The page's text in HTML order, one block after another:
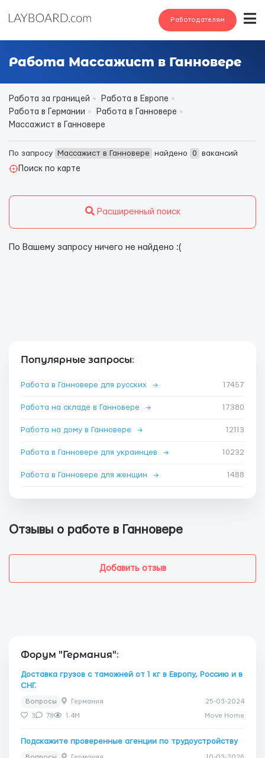
Работодателям
Работа Массажист в Ганновере
Работа за границей
Работа в Европе
Работа в Германии
Работа в Ганновере
Массажист в Ганновере
По запросу Массажист в Ганновере найдено 0
вакансий
Поиск по карте
Расширенный поиск
По Вашему запросу ничего не найдено :(
Популярные запросы:
Работа в Ганновере для русских → 17457
Работа на складе в Ганновере → 17380
Работа на дому в Ганновере → 12113
Работа в Ганновере для украинцев → 10232
Работа в Ганновере для женщин → 1488
Отзывы о работе в Ганновере
Добавить отзыв
Форум "Германия":
Доставка грузов с таможней от 1 кг в Европу, Россию и в
СНГ.
Вопросы Германия 25-03-2024
3 78 1.4M Move Home
Подскажите проверенные агенции по трудоустройству